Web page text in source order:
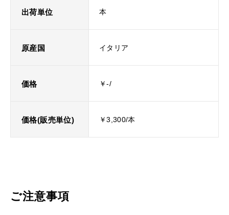
出荷単位 本
原産国 イタリア
価格 ￥-/
価格(販売単位) ￥3,300/本
ご注意事項